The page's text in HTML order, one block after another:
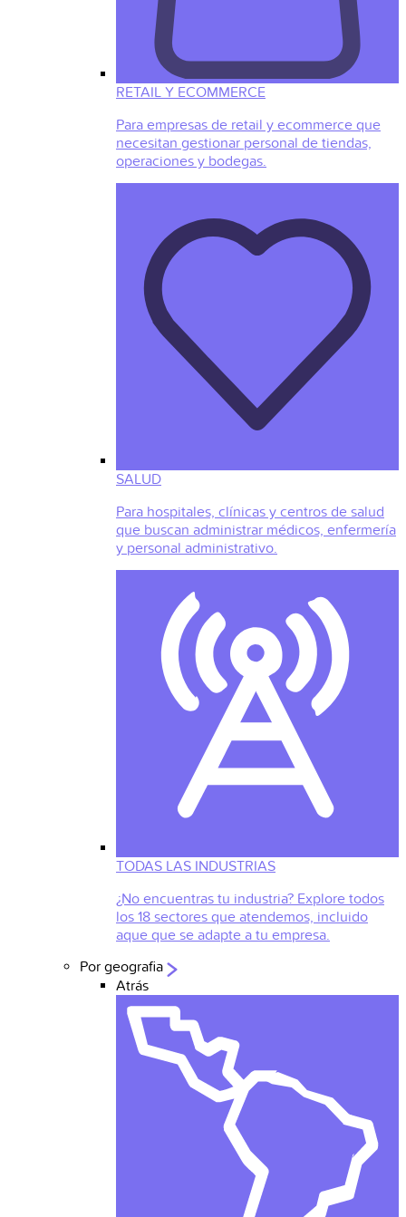
RETAIL Y ECOMMERCE
Para empresas de retail y ecommerce que
necesitan gestionar personal de tiendas,
operaciones y bodegas.
SALUD
Para hospitales, clínicas y centros de salud
que buscan administrar médicos, enfermería
y personal administrativo.
TODAS LAS INDUSTRIAS
¿No encuentras tu industria? Explore todos
los 18 sectores que atendemos, incluido
aque que se adapte a tu empresa.
Por geografia
Atrás